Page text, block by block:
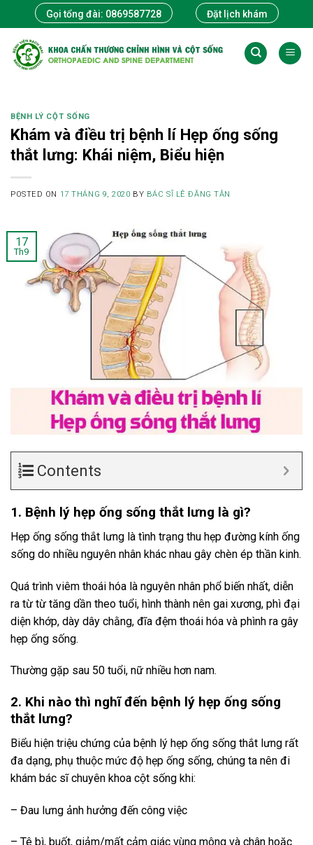
to
content
Gọi tổng đài: 0869587728 Đặt lịch khám
BỆNH LÝ CỘT SỐNG
Khám và điều trị bệnh lí Hẹp ống sống
thắt lưng: Khái niệm, Biểu hiện
POSTED ON 17 THÁNG 9, 2020 BY BÁC SĨ LÊ ĐĂNG TÂN
17
Th9
Contents
1. Bệnh lý hẹp ống sống thắt lưng là gì?
Hẹp ống sống thắt lưng là tình trạng thu hẹp đường kính ống
sống do nhiều nguyên nhân khác nhau gây chèn ép thần kinh.
Quá trình viêm thoái hóa là nguyên nhân phổ biến nhất, diễn
ra từ từ tăng dần theo tuổi, hình thành nên gai xương, phì đại
diện khớp, dày dây chằng, đĩa đệm thoái hóa và phình ra gây
hẹp ống sống.
Thường gặp sau 50 tuổi, nữ nhiều hơn nam.
2. Khi nào thì nghĩ đến bệnh lý hẹp ống sống
thắt lưng?
Biểu hiện triệu chứng của bệnh lý hẹp ống sống thắt lưng rất
đa dạng, phụ thuộc mức độ hẹp ống sống, chúng ta nên đi
khám bác sĩ chuyên khoa cột sống khi:
– Đau lưng ảnh hưởng đến công việc
– Tê bì, buốt, giảm/mất cảm giác vùng mông và chân hoặc